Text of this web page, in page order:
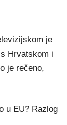
je
Hrvatskom i
je rečeno,
u EU? Razlog